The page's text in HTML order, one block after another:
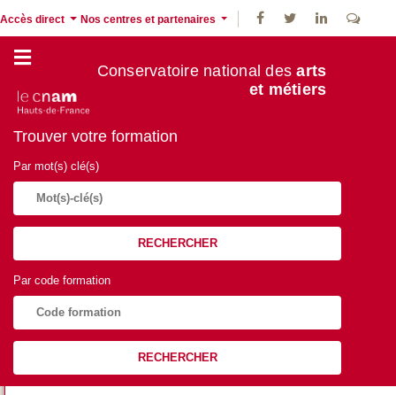
Accès direct Nos centres et partenaires
Conservatoire national desarts
et métiers
Trouver votre formation
Par mot(s) clé(s)
RECHERCHER
Par code formation
RECHERCHER